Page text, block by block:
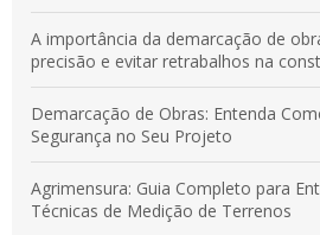
A importância da demarcação de
precisão e evitar retrabalhos na
Demarcação de Obras: Entenda
Segurança no Seu Projeto
Agrimensura: Guia Completo para
Técnicas de Medição de Terrenos